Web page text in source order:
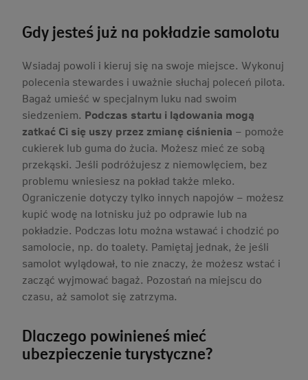
Gdy jesteś już na pokładzie samolotu
Wsiadaj powoli i kieruj się na swoje miejsce. Wykonuj
polecenia stewardes i uważnie słuchaj poleceń pilota.
Bagaż umieść w specjalnym luku nad swoim
siedzeniem. Podczas startu i lądowania mogą
zatkać Ci się uszy przez zmianę ciśnienia – pomoże
cukierek lub guma do żucia. Możesz mieć ze sobą
przekąski. Jeśli podróżujesz z niemowlęciem, bez
problemu wniesiesz na pokład także mleko.
Ograniczenie dotyczy tylko innych napojów – możesz
kupić wodę na lotnisku już po odprawie lub na
pokładzie. Podczas lotu można wstawać i chodzić po
samolocie, np. do toalety. Pamiętaj jednak, że jeśli
samolot wylądował, to nie znaczy, że możesz wstać i
zacząć wyjmować bagaż. Pozostań na miejscu do
czasu, aż samolot się zatrzyma.
Dlaczego powinieneś mieć
ubezpieczenie turystyczne?